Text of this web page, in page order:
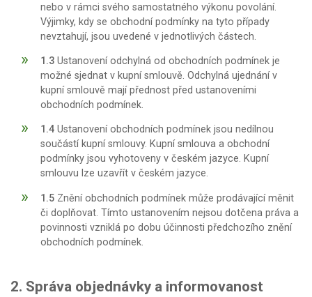
nebo v rámci svého samostatného výkonu povolání.
Výjimky, kdy se obchodní podmínky na tyto případy
nevztahují, jsou uvedené v jednotlivých částech.
1.3 Ustanovení odchylná od obchodních podmínek je
možné sjednat v kupní smlouvě. Odchylná ujednání v
kupní smlouvě mají přednost před ustanoveními
obchodních podmínek.
1.4 Ustanovení obchodních podmínek jsou nedílnou
součástí kupní smlouvy. Kupní smlouva a obchodní
podmínky jsou vyhotoveny v českém jazyce. Kupní
smlouvu lze uzavřít v českém jazyce.
1.5 Znění obchodních podmínek může prodávající měnit
či doplňovat. Tímto ustanovením nejsou dotčena práva a
povinnosti vzniklá po dobu účinnosti předchozího znění
obchodních podmínek.
2. Správa objednávky a informovanost